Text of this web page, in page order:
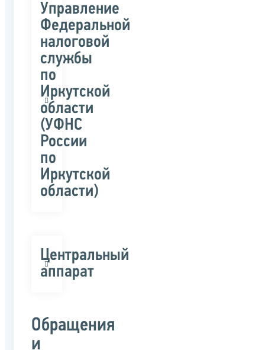
Управление
Федеральной
налоговой
службы
по
Иркутской
области
(УФНС
России
по
Иркутской
области)
Центральный
аппарат
Обращения
и